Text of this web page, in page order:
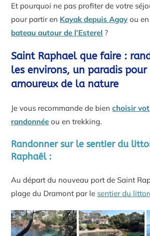
Et pourquoi ne pas profiter de votre
pour partir en Kayak depuis Agay ou
bateau autour de l’Esterel ?
Saint Raphael que faire :
les environs, un paradis pour
amoureux de la nature
Je vous recommande de bienchoisir
randonnée ou en trekking.
Randonner sur le sentier du
Raphaël :
Au départ du nouveau port de Saint
plage du Dramont par le sentier du